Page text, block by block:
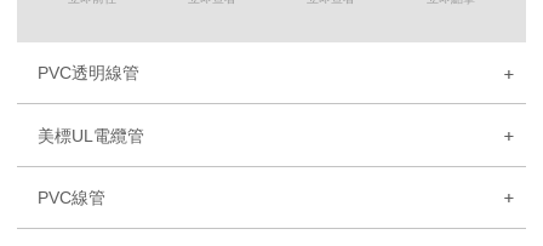
PVC透明線管
美標UL電纜管
PVC線管